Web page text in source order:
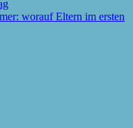
worauf Eltern im ersten